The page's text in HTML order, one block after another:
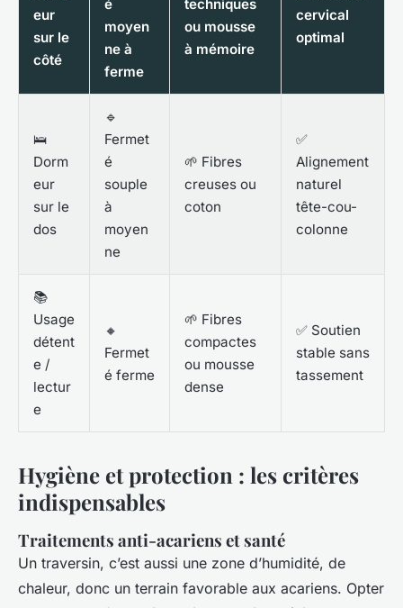
eur
sur le
côté
é
moyen
ne à
ferme
techniques
ou mousse
à mémoire
cervical
optimal
🛌
Dorm
eur
sur le
dos
🔹
Fermet
é
souple
à
moyen
ne
🌱 Fibres
creuses ou
coton
✅
Alignement
naturel
tête-cou-
colonne
📚
Usage
détent
e /
lectur
e
🔸
Fermet
é ferme
🌱 Fibres
compactes
ou mousse
dense
✅ Soutien
stable sans
tassement
Hygiène et protection : les critères
indispensables
Traitements anti-acariens et santé
Un traversin, c’est aussi une zone d’humidité, de
chaleur, donc un terrain favorable aux acariens. Opter